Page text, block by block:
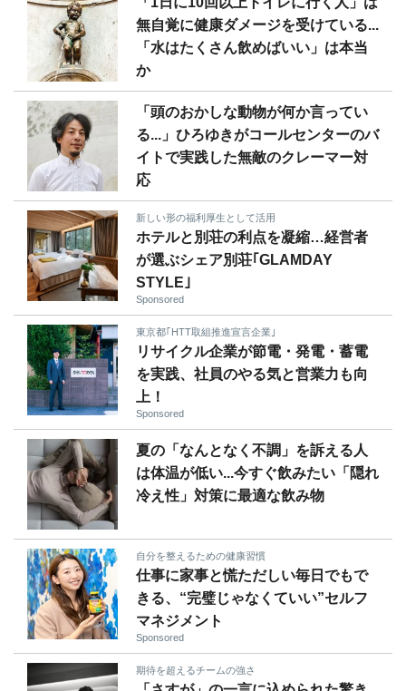
無自覚に健康ダメージを受けている...
「水はたくさん飲めばいい」は本当
か
「頭のおかしな動物が何か言ってい
る...」ひろゆきがコールセンターのバ
イトで実践した無敵のクレーマー対
応
新しい形の福利厚生として活用
ホテルと別荘の利点を凝縮…経営者
が選ぶシェア別荘｢GLAMDAY
STYLE｣
Sponsored
東京都｢HTT取組推進宣言企業｣
リサイクル企業が節電・発電・蓄電
を実践、社員のやる気と営業力も向
上！
Sponsored
夏の「なんとなく不調」を訴える人
は体温が低い...今すぐ飲みたい「隠れ
冷え性」対策に最適な飲み物
自分を整えるための健康習慣
仕事に家事と慌ただしい毎日でもで
きる、“完璧じゃなくていい”セルフ
マネジメント
Sponsored
期待を超えるチームの強さ